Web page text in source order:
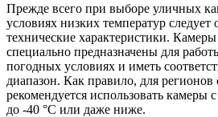
Прежде всего при выборе уличных
условиях низких температур
технические характеристики.
специально предназначены для
погодных условиях и иметь
диапазон. Как правило, для
рекомендуется использовать камеры
до -40 °C или даже ниже.